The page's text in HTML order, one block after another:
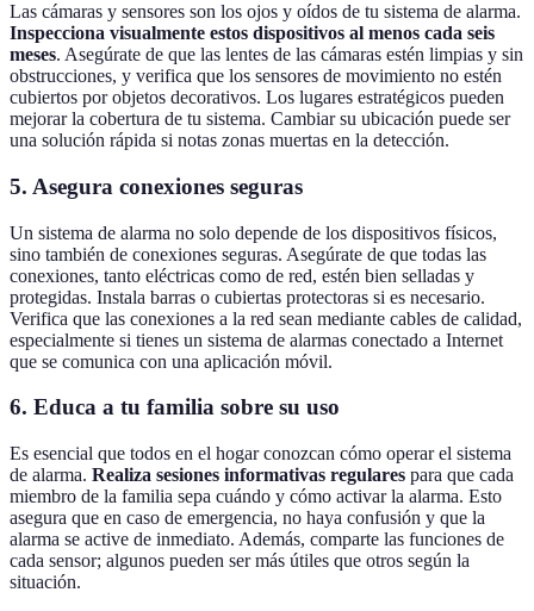
Las cámaras y sensores son los ojos y oídos de tu sistema de alarma.
Inspecciona visualmente estos dispositivos al menos cada seis
meses. Asegúrate de que las lentes de las cámaras estén limpias y sin
obstrucciones, y verifica que los sensores de movimiento no estén
cubiertos por objetos decorativos. Los lugares estratégicos pueden
mejorar la cobertura de tu sistema. Cambiar su ubicación puede ser
una solución rápida si notas zonas muertas en la detección.
5. Asegura conexiones seguras
Un sistema de alarma no solo depende de los dispositivos físicos,
sino también de conexiones seguras. Asegúrate de que todas las
conexiones, tanto eléctricas como de red, estén bien selladas y
protegidas. Instala barras o cubiertas protectoras si es necesario.
Verifica que las conexiones a la red sean mediante cables de calidad,
especialmente si tienes un sistema de alarmas conectado a Internet
que se comunica con una aplicación móvil.
6. Educa a tu familia sobre su uso
Es esencial que todos en el hogar conozcan cómo operar el sistema
de alarma. Realiza sesiones informativas regulares para que cada
miembro de la familia sepa cuándo y cómo activar la alarma. Esto
asegura que en caso de emergencia, no haya confusión y que la
alarma se active de inmediato. Además, comparte las funciones de
cada sensor; algunos pueden ser más útiles que otros según la
situación.